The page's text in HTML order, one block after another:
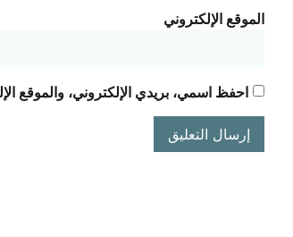
الموقع الإلكتروني
احفظ اسمي، بريدي الإلكتروني، والموقع